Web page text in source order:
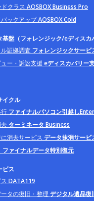
クラス AOSBOX Business Pro
ックアップAOSBOX Cold
盤（フォレンジック/eディスカ
証拠調査 フォレンジックサービ
ー・訴訟支援eディスカバリー
イクル
ファイナルパソコン引越し
ターミネータ Business
消去サービス データ抹消サービ
ファイナルデータ特別復元
ビス
DATA119
タの復旧・整理デジタル遺品復